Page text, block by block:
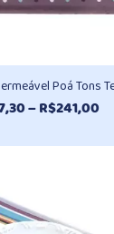
Poá Tons
–R$241,00